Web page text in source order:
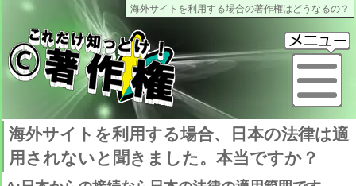
海外サイトを利用する場合の著作権はどうなるの？
これだけ知っとけ著作権
海外サイトを利用する場合、日本の法律は適
用されないと聞きました。本当ですか？